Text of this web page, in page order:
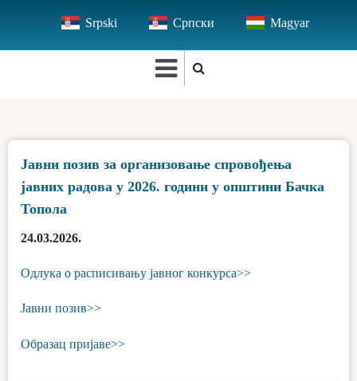
main
Srpski Српски Magyar
Јавни позив за организовање спровођења
јавних радова у 2026. години у општини Бачка
Топола
24.03.2026.
Одлука о расписивању јавног конкурса>>
Јавни позив>>
Образац пријаве>>